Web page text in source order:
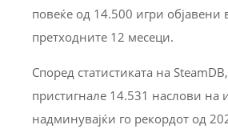
повеќе од 14.500 игри објавени
претходните 12 месеци.
Според статистиката на
пристигнале 14.531 наслови на
надминувајќи го рекордот од